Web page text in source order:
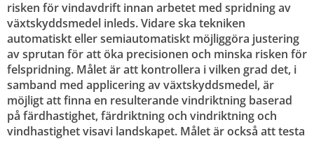
risken för vindavdrift innan arbetet med spridning av
växtskyddsmedel inleds. Vidare ska tekniken
automatiskt eller semiautomatiskt möjliggöra justering
av sprutan för att öka precisionen och minska risken för
felspridning. Målet är att kontrollera i vilken grad det, i
samband med applicering av växtskyddsmedel, är
möjligt att finna en resulterande vindriktning baserad
på färdhastighet, färdriktning och vindriktning och
vindhastighet visavi landskapet. Målet är också att testa